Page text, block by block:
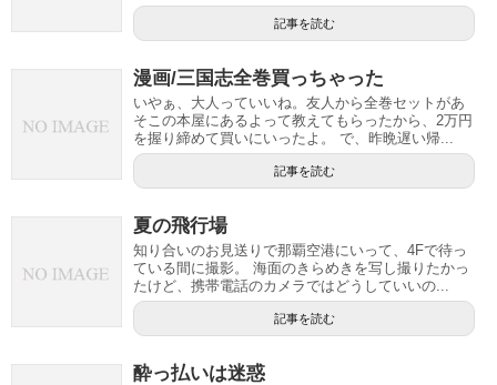
記事を読む
漫画/三国志全巻買っちゃった
いやぁ、大人っていいね。友人から全巻セットがあ
そこの本屋にあるよって教えてもらったから、2万円
を握り締めて買いにいったよ。 で、昨晩遅い帰...
記事を読む
夏の飛行場
知り合いのお見送りで那覇空港にいって、4Fで待っ
ている間に撮影。 海面のきらめきを写し撮りたかっ
たけど、携帯電話のカメラではどうしていいの...
記事を読む
酔っ払いは迷惑